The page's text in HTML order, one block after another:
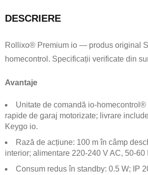
DESCRIERE
Rollixo® Premium io — produs original
homecontrol. Specificații verificate din
Avantaje
Unitate de comandă io-homecontrol®
rapide de garaj motorizate; livrare
Keygo io.
Rază de acțiune: 100 m în câmp
interior; alimentare 220-240 V AC, 50-60
Consum redus în standby: 0.5 W; IP